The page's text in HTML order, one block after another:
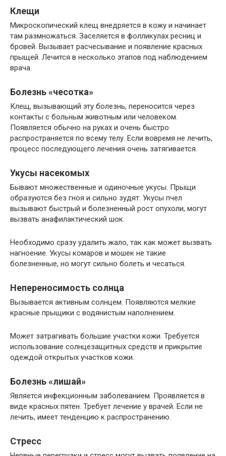
Клещи
Микроскопический клещ внедряется в кожу и начинает
там размножаться. Заселяется в фолликулах ресниц и
бровей. Вызывает расчесывание и появление красных
прыщей. Лечится в несколько этапов под наблюдением
врача.
Болезнь «чесотка»
Клещ, вызывающий эту болезнь, переносится через
контакты с больным животным или человеком.
Появляется обычно на руках и очень быстро
распространяется по всему телу. Если вовремя не лечить,
процесс последующего лечения очень затягивается.
Укусы насекомых
Бывают множественные и одиночные укусы. Прыщи
образуются без гноя и сильно зудят. Укусы пчел
вызывают быстрый и болезненный рост опухоли, могут
вызвать анафилактический шок.
Необходимо сразу удалить жало, так как может вызвать
нагноение. Укусы комаров и мошек не такие
болезненные, но могут сильно болеть и чесаться.
Непереносимость солнца
Вызывается активным солнцем. Появляются мелкие
красные прыщики с водянистым наполнением.
Может затрагивать большие участки кожи. Требуется
использование солнцезащитных средств и прикрытие
одеждой открытых участков кожи.
Болезнь «лишай»
Является инфекционным заболеванием. Проявляется в
виде красных пятен. Требует лечение у врачей. Если не
лечить, имеет тенденцию к распространению.
Стресс